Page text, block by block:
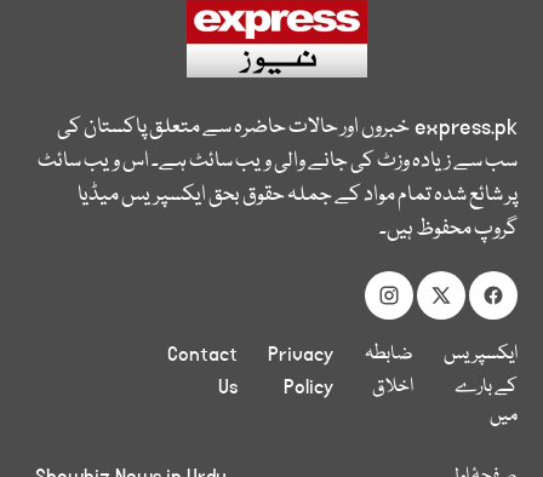
express.pkخبروں اور حالات حاضرہ سے متعلق پاکستان کی
سب سے زیادہ وزٹ کی جانے والی ویب سائٹ ہے۔ اس ویب سائٹ
پر شائع شدہ تمام مواد کے جملہ حقوق بحق ایکسپریس میڈیا
گروپ محفوظ ہیں۔
ایکسپریس
کے بارے
میں
ضابطہ
اخلاق
Privacy
Policy
Contact
Us